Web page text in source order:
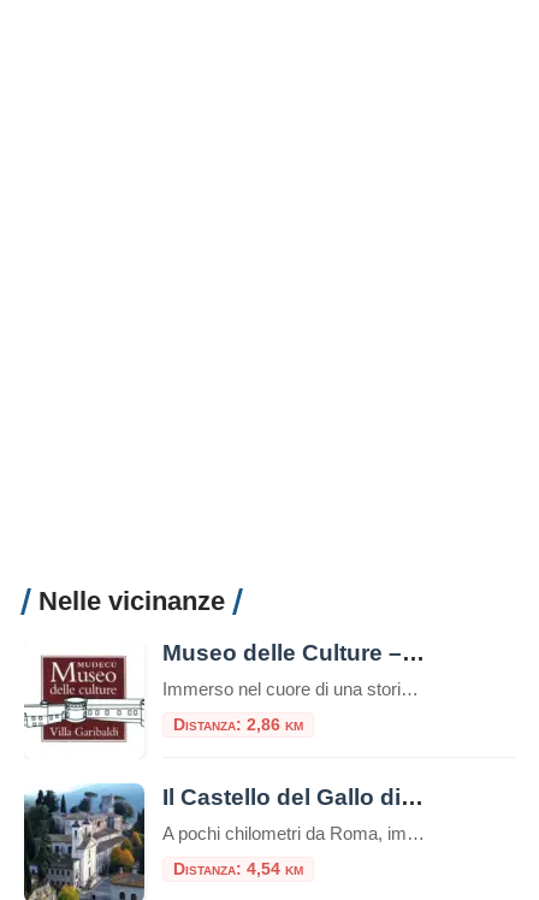
Nelle vicinanze
Museo delle Culture – Villa Garibaldi
Immerso nel cuore di una storica dimora, il Museo delle Culture – Villa Garibaldi rappresenta uno dei poli culturali più interessanti e dinamici del territorio. Situato all’interno di Villa Garibaldi a Riofreddo, splendida residenza ottocentesca circondata da un parco secolare, il museo è un punto di riferimento per chi desidera esplorare la ricchezza delle culture […]
Distanza: 2,86 km
Il Castello del Gallo di Mandela
A pochi chilometri da Roma, immerso nella quiete della Valle dell’Aniene, sorge il borgo di Mandela. Qui, come una gemma incastonata nella roccia, si erge il Castello del Gallo, un maniero che racchiude secoli di storia e un fascino letterario senza tempo, circondato da giardini che sono un vero e proprio trionfo di colori e […]
Distanza: 4,54 km